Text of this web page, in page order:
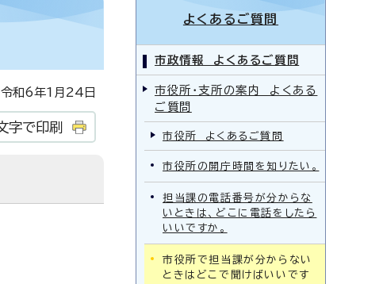
和6年1月24日
字で印刷
よくあるご質問
市政情報 よくあるご質問
市役所・支所の案内 よくある
ご質問
市役所 よくあるご質問
市役所の開庁時間を知りたい。
担当課の電話番号が分からな
いときは、どこに電話をしたら
いいですか。
市役所で担当課が分からない
ときはどこで聞けばいいです